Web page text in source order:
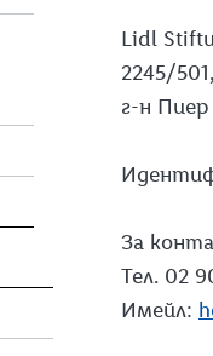
Lidl
2245/
г-н
За
Тел. 02
Имейл: